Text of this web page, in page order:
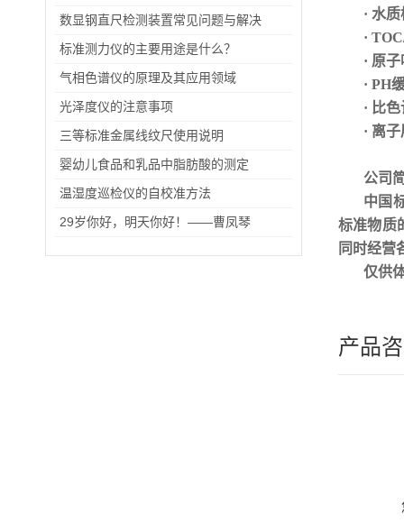
数显钢直尺检测装置常见问题与解决
标准测力仪的主要用途是什么？
气相色谱仪的原理及其应用领域
光泽度仪的注意事项
三等标准金属线纹尺使用说明
婴幼儿食品和乳品中脂肪酸的测定
温湿度巡检仪的自校准方法
29岁你好，明天你好！——曹凤琴
· 水
·
· 原
· PH
· 比
· 离
公司
中国
标准物质
同时经营
仅供
产品